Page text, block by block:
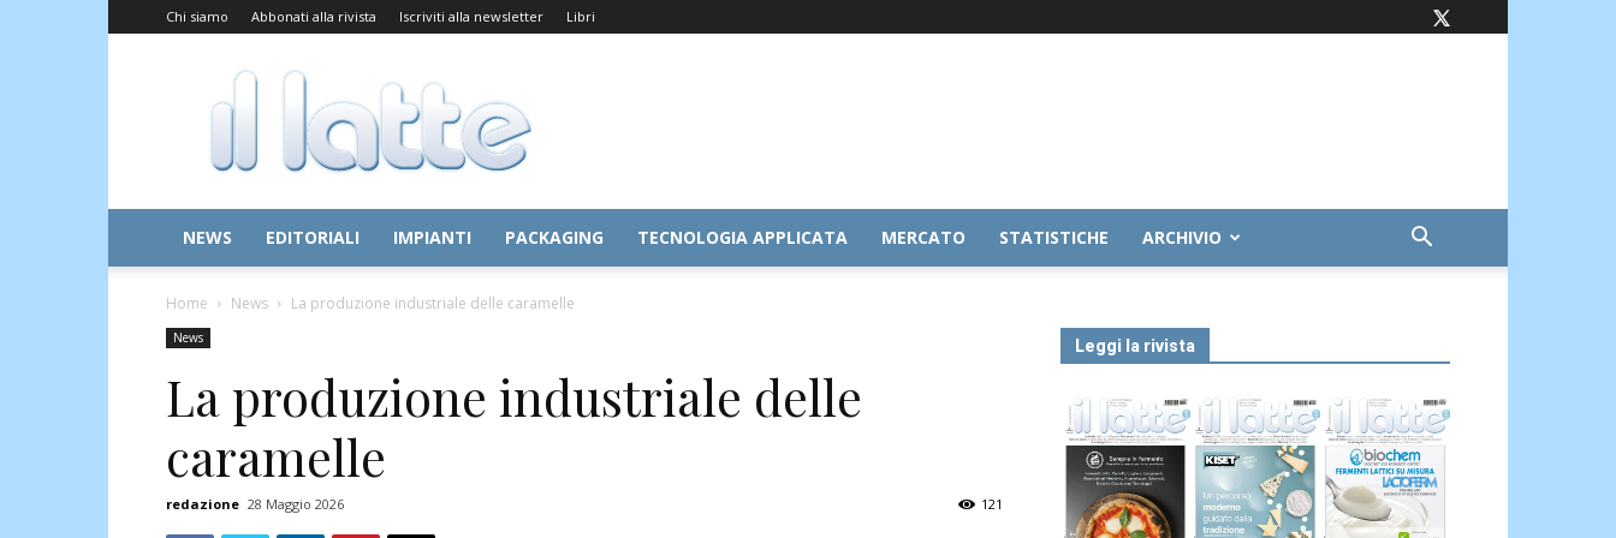
Chi siamo Abbonati alla rivista Iscriviti alla newsletter Libri
Il
Latte
NEWS EDITORIALI IMPIANTI PACKAGING TECNOLOGIA APPLICATA MERCATO STATISTICHE ARCHIVIO
Home News La produzione industriale delle caramelle
News
La produzione industriale delle
caramelle
redazione 28 Maggio 2026 121
Leggi la rivista